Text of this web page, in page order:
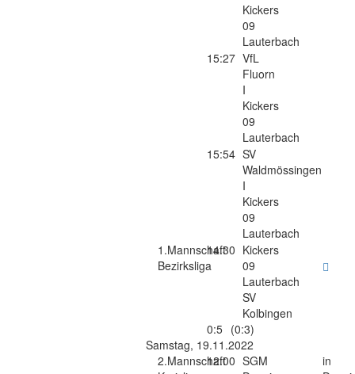
Kickers
09
Lauterbach
15:27 VfL
Fluorn
I
Kickers
09
Lauterbach
15:54 SV
Waldmössingen
I
Kickers
09
Lauterbach
1.Mannschaft
Bezirksliga
14:30 Kickers
09
Lauterbach
SV
Kolbingen
0:5 (0:3)
Samstag, 19.11.2022
2.Mannschaft
12:00 SGM
in